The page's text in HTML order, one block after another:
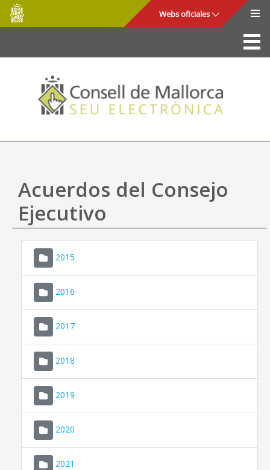
Saltar al contenido principal
Consell
de
Mallorca
Webs oficiales
La Sede
Consejo de Mallorca
Acceso y seguridad
Utilidades
Mapa web
Ayuda
Acuerdos del Consejo
Ejecutivo
2015
2016
2017
2018
2019
2020
2021